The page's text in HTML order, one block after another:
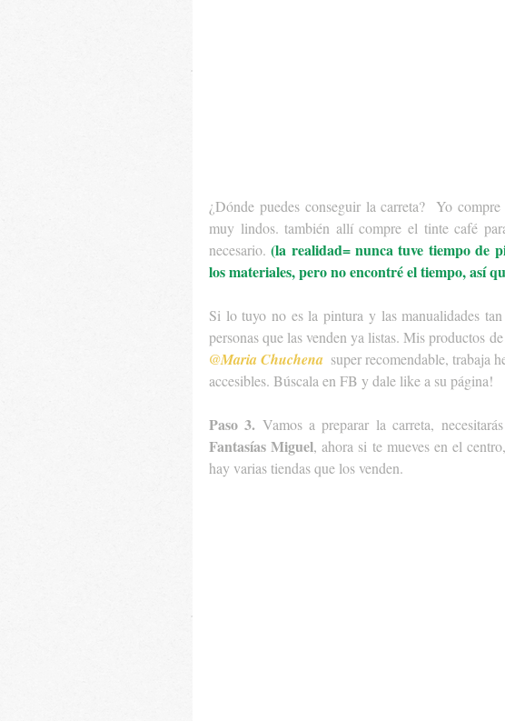
¿Dónde puedes conseguir la carreta?  Yo compre
muy lindos. también allí compre el tinte café
necesario. (la realidad= nunca tuve tiempo de
los materiales, pero no encontré el tiempo, así
Si lo tuyo no es la pintura y las manualidades
@Maria Chuchena
super recomendable, trabaja
accesibles. Búscala en FB y dale like a su página!
Paso 3.
Fantasías Miguel, ahora si te mueves en el
hay varias tiendas que los venden.